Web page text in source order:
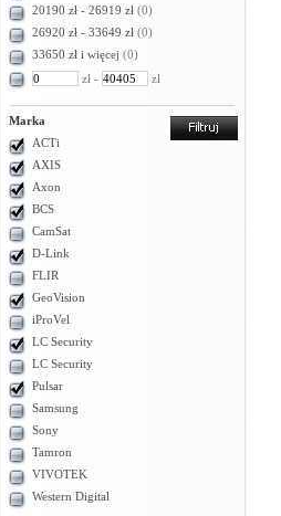
20190 zł - 26919 zł (0)
26920 zł - 33649 zł (0)
33650 zł i więcej (0)
zł -
zł
Marka
ACTi
AXIS
Axon
BCS
CamSat
D-Link
FLIR
GeoVision
iProVel
LC Security
LC Security
Pulsar
Samsung
Sony
Tamron
VIVOTEK
Western Digital